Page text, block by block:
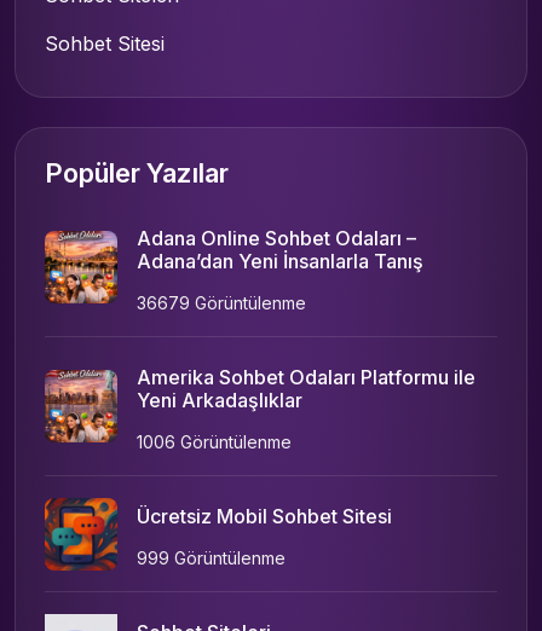
Sohbet Sitesi
Popüler Yazılar
Adana Online Sohbet Odaları –
Adana’dan Yeni İnsanlarla Tanış
36679 Görüntülenme
Amerika Sohbet Odaları Platformu ile
Yeni Arkadaşlıklar
1006 Görüntülenme
Ücretsiz Mobil Sohbet Sitesi
999 Görüntülenme